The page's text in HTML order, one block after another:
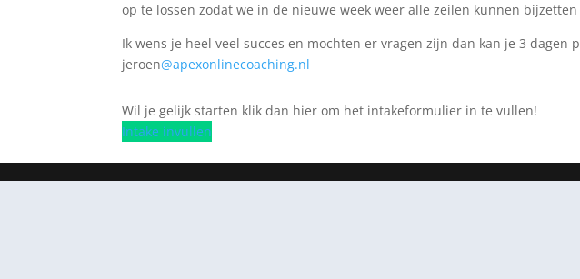
op te lossen zodat we in de nieuwe week weer alle zeilen kunnen
Ik wens je heel veel succes en mochten er vragen zijn dan kan je 3 dagen
jeroen@apexonlinecoaching.nl
Wil je gelijk starten klik dan hier om het intakeformulier in te vullen!
Intake invullen